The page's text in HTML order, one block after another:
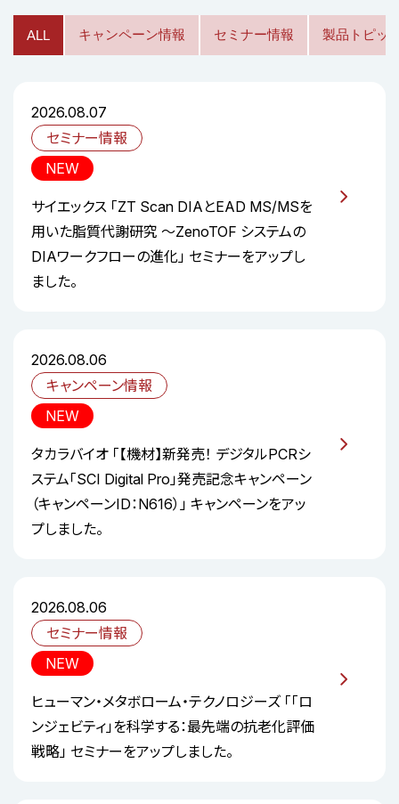
ALL キャンペーン情報 セミナー情報 製品トピッ
2026.08.07
セミナー情報
NEW
サイエックス 「ZT Scan DIAとEAD MS/MSを
用いた脂質代謝研究 ～ZenoTOF システムの
DIAワークフローの進化」 セミナーをアップし
ました。
2026.08.06
キャンペーン情報
NEW
タカラバイオ 「【機材】新発売！ デジタルPCRシ
ステム「SCI Digital Pro」発売記念キャンペーン
（キャンペーンID：N616）」 キャンペーンをアッ
プしました。
2026.08.06
セミナー情報
NEW
ヒューマン・メタボローム・テクノロジーズ 「「ロ
ンジェビティ」を科学する：最先端の抗老化評価
戦略」 セミナーをアップしました。